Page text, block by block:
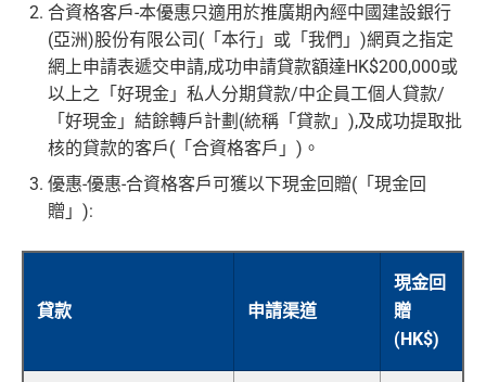
合資格客戶-本優惠只適用於推廣期內經中國建設銀行
(亞洲)股份有限公司(「本行」或「我們」)網頁之指定
網上申請表遞交申請,成功申請貸款額達HK$200,000或
以上之「好現金」私人分期貸款/中企員工個人貸款/
「好現金」結餘轉戶計劃(統稱「貸款」),及成功提取批
核的貸款的客戶(「合資格客戶」)。
優惠-優惠-合資格客戶可獲以下現金回贈(「現金回
贈」):
貸款 申請渠道
現金回
贈
(HK$)